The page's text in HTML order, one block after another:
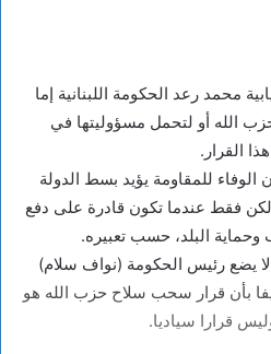
محمد رعد الحكومة اللبنانية إما
الله أو لتحمل مسؤوليتها في
القرار.
الوفاء للمقاومة يؤيد بسط الدولة
فقط عندما تكون قادرة على دفع
وحماية البلد، حسب تعبيره.
“لا يضع رئيس الحكومة (نواف سلام)
بأن قرار سحب سلاح حزب الله هو
قرارا سياديا.